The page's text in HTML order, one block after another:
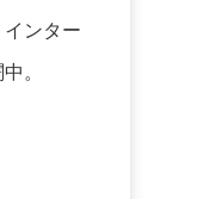
ンター
。